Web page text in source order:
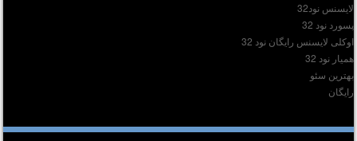
نود32
نود 32
لایسنس رایگان نود 32
نود 32
سئو